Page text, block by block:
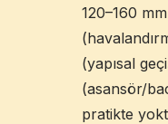
120–160
(yapısal
(asansör/
pratikte